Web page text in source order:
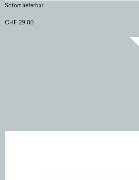
Sofort lieferbar
CHF 29.00